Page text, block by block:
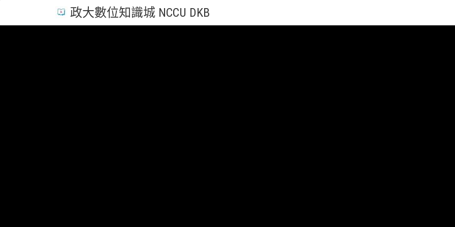
政大數位知識城 NCCU DKB